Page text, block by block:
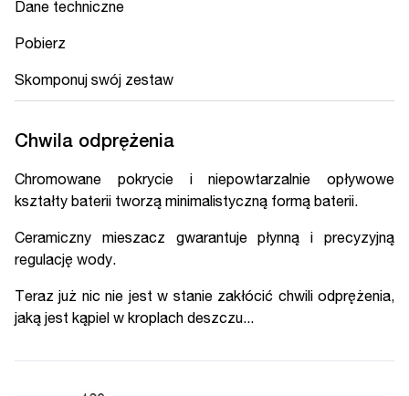
Dane techniczne
Pobierz
Skomponuj swój zestaw
Chwila odprężenia
Chromowane pokrycie i niepowtarzalnie opływowe
kształty baterii tworzą minimalistyczną formą baterii.
Ceramiczny mieszacz gwarantuje płynną i precyzyjną
regulację wody.
Teraz już nic nie jest w stanie zakłócić chwili odprężenia,
jaką jest kąpiel w kroplach deszczu...